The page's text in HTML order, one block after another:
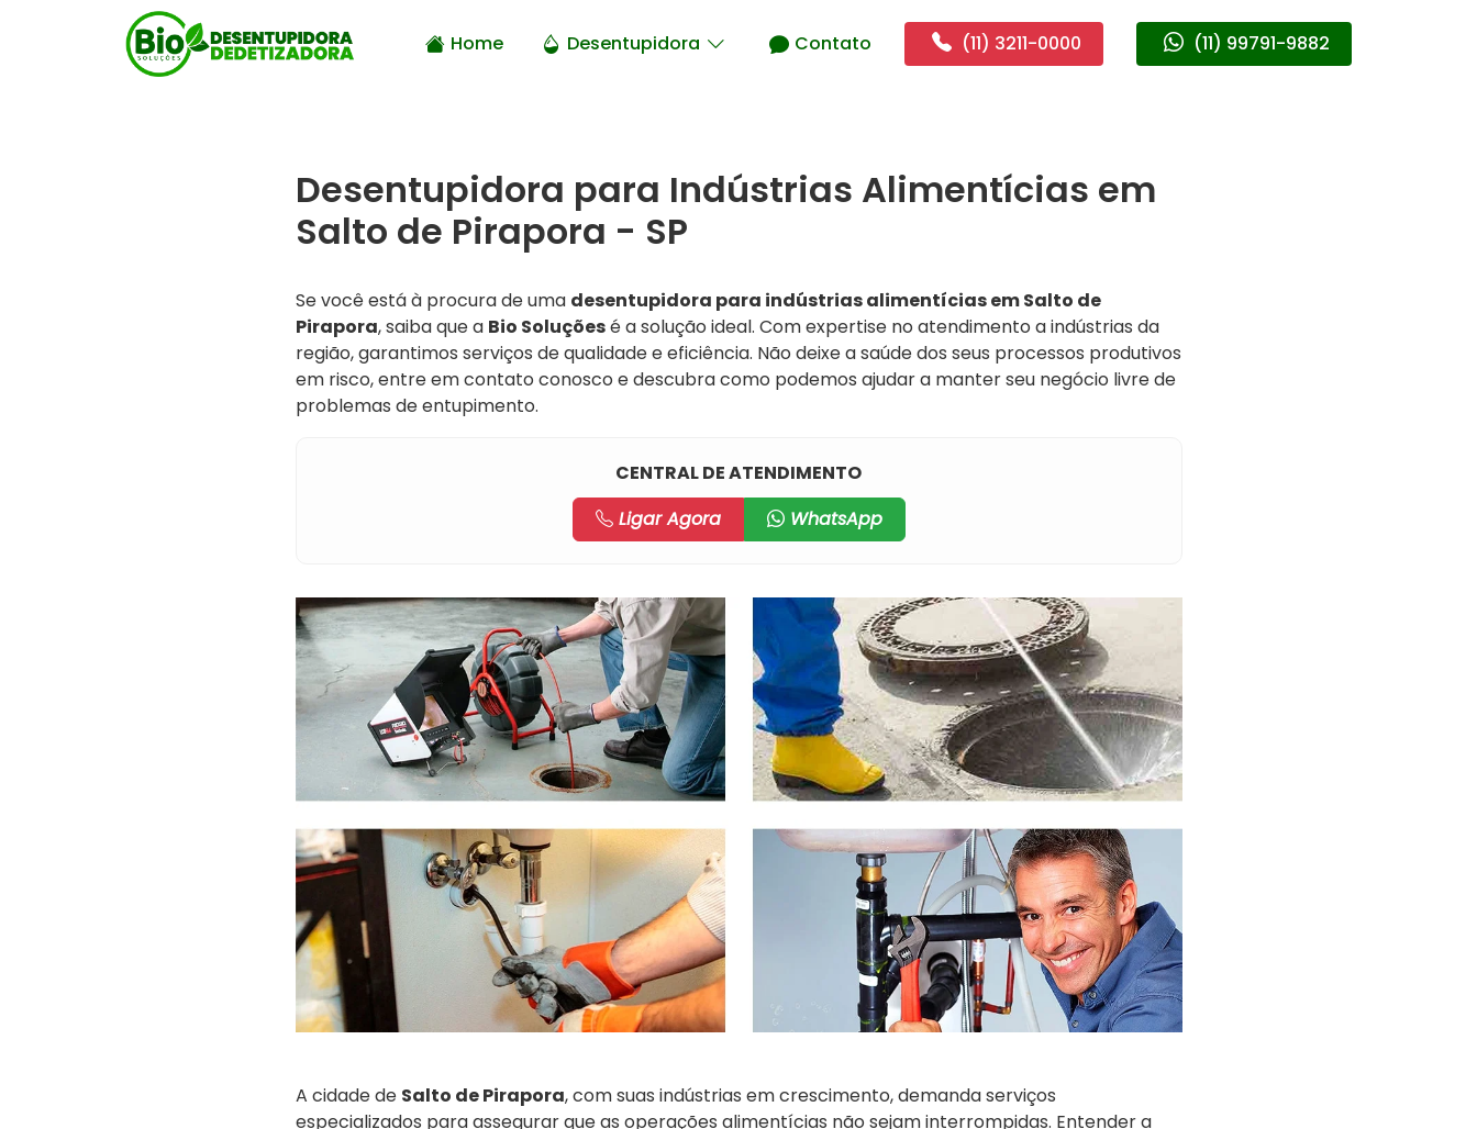
Home Desentupidora Contato (11) 3211-0000 (11) 99791-9882
Desentupidora para Indústrias Alimentícias em
Salto de Pirapora - SP
Se você está à procura de uma desentupidora para indústrias alimentícias em Salto de
Pirapora, saiba que a Bio Soluçõesé a solução ideal. Com expertise no atendimento a indústrias da
região, garantimos serviços de qualidade e eficiência. Não deixe a saúde dos seus processos produtivos
em risco, entre em contato conosco e descubra como podemos ajudar a manter seu negócio livre de
problemas de entupimento.
CENTRAL DE ATENDIMENTO
Ligar Agora
WhatsApp
A cidade de Salto de Pirapora, com suas indústrias em crescimento, demanda serviços
especializados para assegurar que as operações alimentícias não sejam interrompidas. Entender a